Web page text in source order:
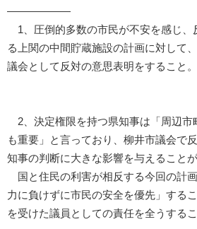
――――――
1、圧倒的多数の市民が不安を感じ、
る上関の中間貯蔵施設の計画に対して
議会として反対の意思表明をすること。
2、決定権限を持つ県知事は「周辺市
も重要」と言っており、柳井市議会で
知事の判断に大きな影響を与えることが
国と住民の利害が相反する今回の計
力に負けずに市民の安全を優先」する
を受けた議員としての責任を全うするこ